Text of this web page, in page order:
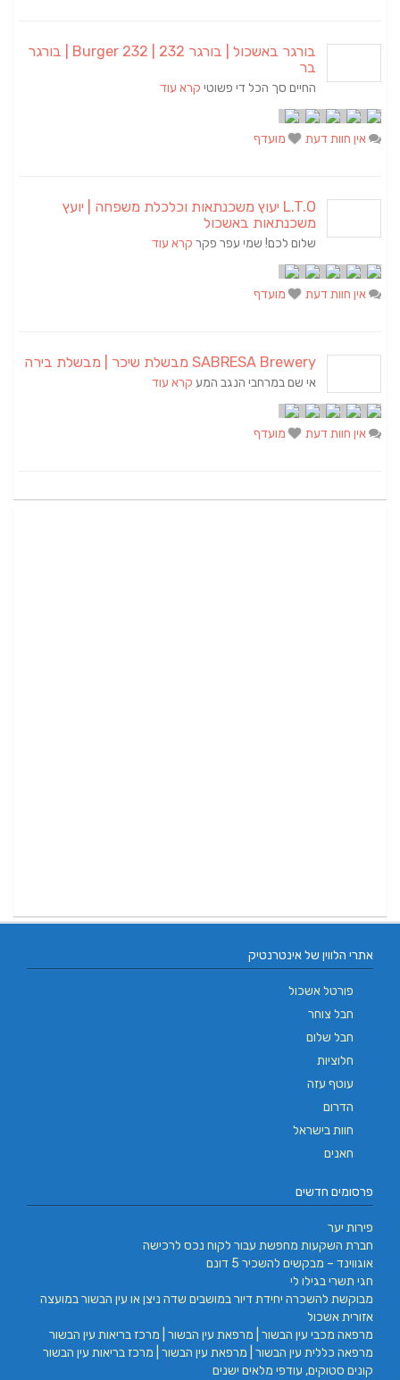
בורגר באשכול | בורגר 232 | Burger 232 | בורגר
בר
החיים סך הכל די פשוטי קרא עוד
אין חוות דעת מועדף
L.T.O יעוץ משכנתאות וכלכלת משפחה | יועץ
משכנתאות באשכול
שלום לכם! שמי עפר פקר קרא עוד
אין חוות דעת מועדף
SABRESA Brewery מבשלת שיכר | מבשלת בירה
אי שם במרחבי הנגב המע קרא עוד
אין חוות דעת מועדף
אתרי הלווין של אינטרנטיק
פורטל אשכול
חבל צוחר
חבל שלום
חלוציות
עוטף עזה
הדרום
חוות בישראל
חאנים
פרסומים חדשים
פירות יער
חברת השקעות מחפשת עבור לקוח נכס לרכישה
אוגווינד – מבקשים להשכיר 5 דונם
חגי תשרי בגילו לי
מבוקשת להשכרה יחידת דיור במושבים שדה ניצן או עין הבשור במועצה
אזורית אשכול
מרפאה מכבי עין הבשור | מרפאת עין הבשור | מרכז בריאות עין הבשור
מרפאה כללית עין הבשור | מרפאת עין הבשור | מרכז בריאות עין הבשור
קונים סטוקים, עודפי מלאים ישנים